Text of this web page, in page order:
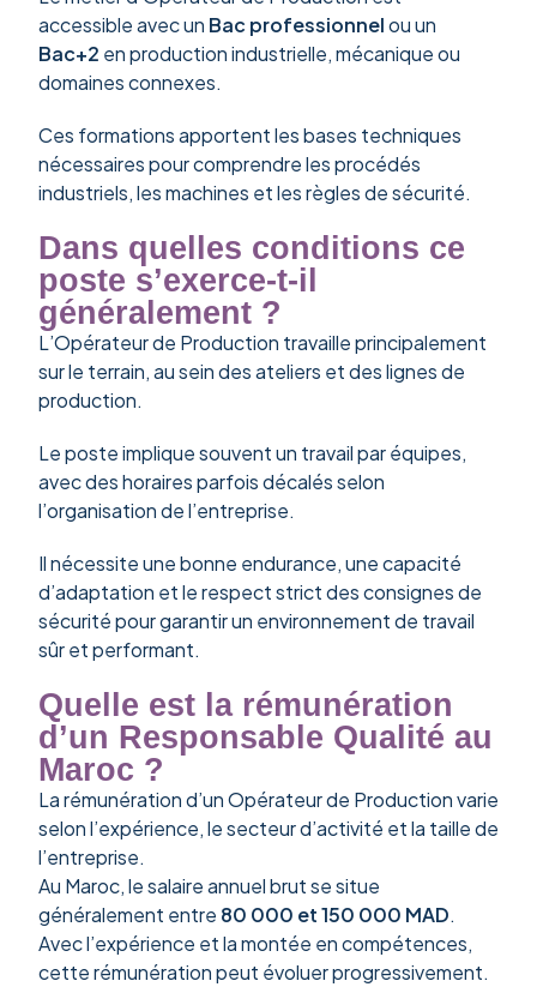
accessible avec un Bac professionnelou un
Bac+2 en production industrielle, mécanique ou
domaines connexes.
Ces formations apportent les bases techniques
nécessaires pour comprendre les procédés
industriels, les machines et les règles de sécurité.
Dans quelles conditions ce
poste s’exerce-t-il
généralement ?
L’Opérateur de Production travaille principalement
sur le terrain, au sein des ateliers et des lignes de
production.
Le poste implique souvent un travail par équipes,
avec des horaires parfois décalés selon
l’organisation de l’entreprise.
Il nécessite une bonne endurance, une capacité
d’adaptation et le respect strict des consignes de
sécurité pour garantir un environnement de travail
sûr et performant.
Quelle est la rémunération
d’un Responsable Qualité au
Maroc ?
La rémunération d’un Opérateur de Production varie
selon l’expérience, le secteur d’activité et la taille de
l’entreprise.
Au Maroc, le salaire annuel brut se situe
généralement entre 80 000 et 150 000 MAD.
Avec l’expérience et la montée en compétences,
cette rémunération peut évoluer progressivement.